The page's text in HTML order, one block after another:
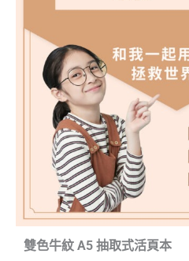
雙色牛紋 A5 抽取式活頁本